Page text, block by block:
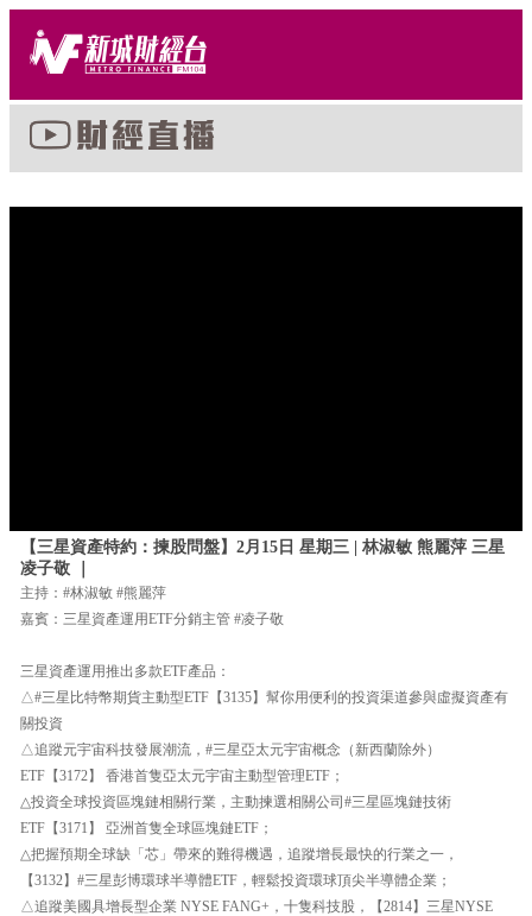
【三星資產特約：揀股問盤】2月15日 星期三 | 林淑敏 熊麗萍 三星
凌子敬 ｜
主持：#林淑敏 #熊麗萍
嘉賓：三星資產運用ETF分銷主管 #凌子敬
三星資產運用推出多款ETF產品：
△#三星比特幣期貨主動型ETF【3135】幫你用便利的投資渠道參與虛擬資產有
關投資
△追蹤元宇宙科技發展潮流，#三星亞太元宇宙概念（新西蘭除外）
ETF【3172】 香港首隻亞太元宇宙主動型管理ETF；
△投資全球投資區塊鏈相關行業，主動揀選相關公司#三星區塊鏈技術
ETF【3171】 亞洲首隻全球區塊鏈ETF；
△把握預期全球缺「芯」帶來的難得機遇，追蹤增長最快的行業之一，
【3132】#三星彭博環球半導體ETF，輕鬆投資環球頂尖半導體企業；
△追蹤美國具增長型企業 NYSE FANG+，十隻科技股，【2814】三星NYSE